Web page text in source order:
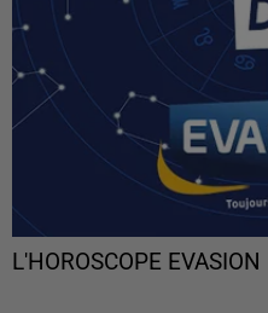
L'HOROSCOPE EVASION